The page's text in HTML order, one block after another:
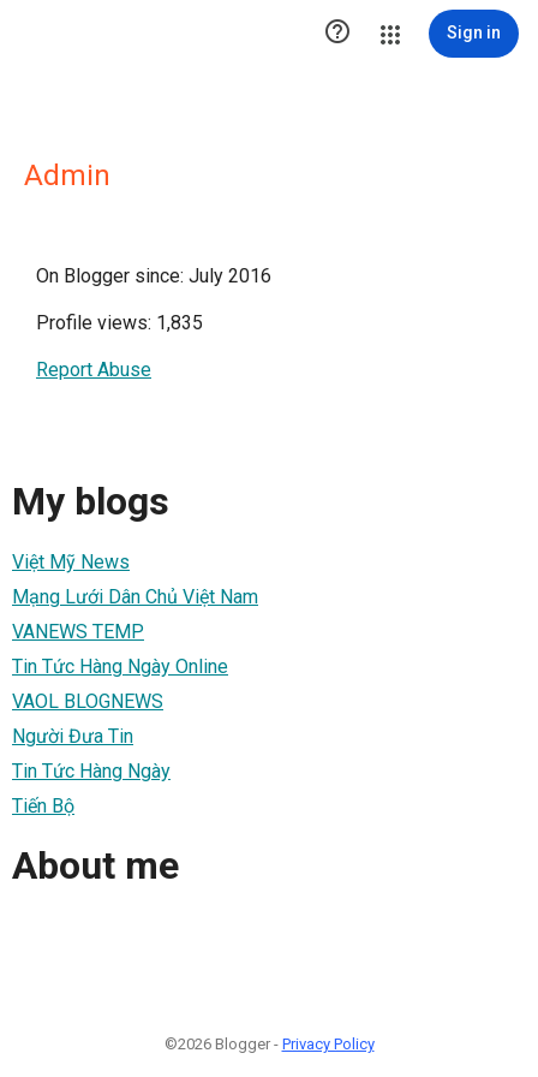
 Sign in
Admin
On Blogger since: July 2016
Profile views: 1,835
Report Abuse
My blogs
Việt Mỹ News
Mạng Lưới Dân Chủ Việt Nam
VANEWS TEMP
Tin Tức Hàng Ngày Online
VAOL BLOGNEWS
Người Đưa Tin
Tin Tức Hàng Ngày
Tiến Bộ
About me
©2026 Blogger - Privacy Policy